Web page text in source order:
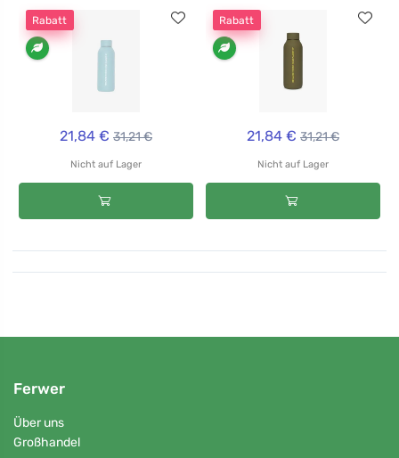
Rabatt
21,84 € 31,21 €
Nicht auf Lager
Rabatt
21,84 € 31,21 €
Nicht auf Lager
Ferwer
Über uns
Großhandel